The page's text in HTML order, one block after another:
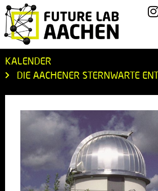
KALENDER
DIE AACHENER STERNWARTE